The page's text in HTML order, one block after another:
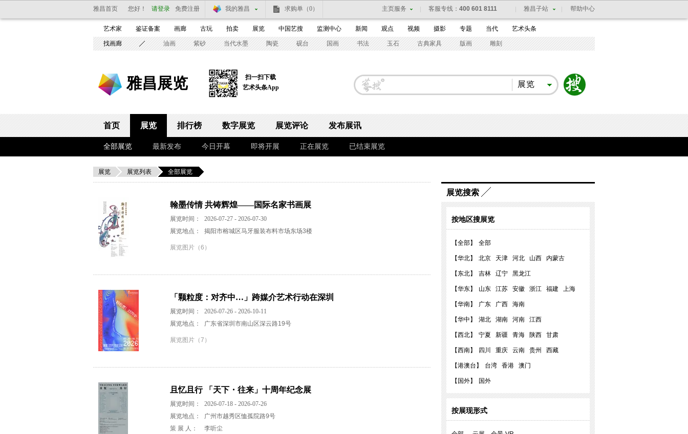
雅昌首页 您好！ 请登录 免费注册 我的雅昌 求购单 （0） 帮助中心
雅昌子站
客服专线： 400 601 8111
主页服务
艺术家 鉴证备案 画廊 古玩 拍卖 展览 中国艺搜 监测中心 新闻 观点 视频 摄影 专题 当代 艺术头条
找画廊 油画 紫砂 当代水墨 陶瓷 砚台 国画 书法 玉石 古典家具 版画 雕刻
雅昌展览
扫一扫下载
艺术头条App
展览
首页 展览 排行榜 数字展览 展览评论 发布展讯
全部展览 最新发布 今日开幕 即将开展 正在展览 已结束展览
展览 展览列表 全部展览
翰墨传情 共铸辉煌——国际名家书画展
展览时间：
2026-07-27 - 2026-07-30
展览地点：
揭阳市榕城区马牙服装布料市场东场3楼
展览图片（6）
「颗粒度：对齐中…」跨媒介艺术行动在深圳
展览时间：
2026-07-26 - 2026-10-11
展览地点：
广东省深圳市南山区深云路19号
展览图片（7）
且忆且行 「天下・往来」十周年纪念展
展览时间：
2026-07-18 - 2026-07-26
展览地点：
广州市越秀区恤孤院路9号
策 展 人：
李听尘
展览搜索
按地区搜展览
【全部】 全部
【华北】 北京 天津 河北 山西 内蒙古
【东北】 吉林 辽宁 黑龙江
【华东】 山东 江苏 安徽 浙江 福建 上海
【华南】 广东 广西 海南
【华中】 湖北 湖南 河南 江西
【西北】 宁夏 新疆 青海 陕西 甘肃
【西南】 四川 重庆 云南 贵州 西藏
【港澳台】 台湾 香港 澳门
【国外】 国外
按展现形式